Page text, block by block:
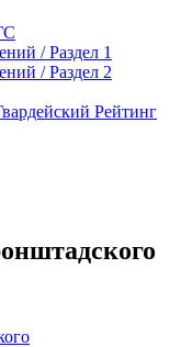
/ Раздел 1
/ Раздел 2
Рейтинг